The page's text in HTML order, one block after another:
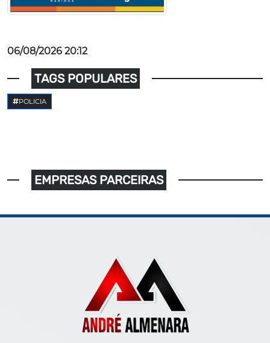
06/08/2026 20:12
TAGS POPULARES
POLICIA
EMPRESAS PARCEIRAS